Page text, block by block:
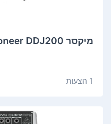
‏מיקסר Pioneer DDJ200 פיוניר
1 הצעות